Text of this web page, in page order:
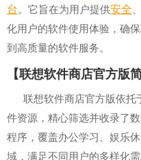
台 。它旨在为用户提供安全
化用户的软件使用体验，确
到高质量的软件服务。
【联想软件商店官方版简
联想软件商店官方版依托
件资源，精心筛选并收录了
程序，覆盖办公学习、娱乐
域，满足不同用户的多样化